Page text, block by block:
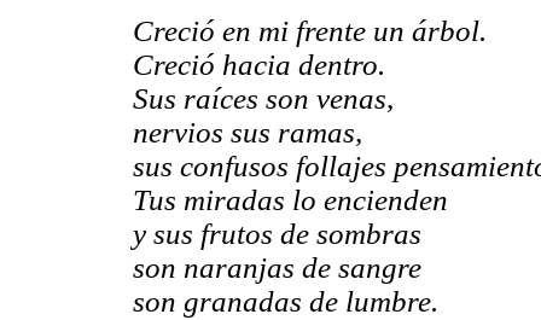
Creció en mi frente un árbol.
Creció hacia dentro.
Sus raíces son venas,
nervios sus ramas,
sus confusos follajes
Tus miradas lo encienden
y sus frutos de sombras
son naranjas de sangre
son granadas de lumbre.